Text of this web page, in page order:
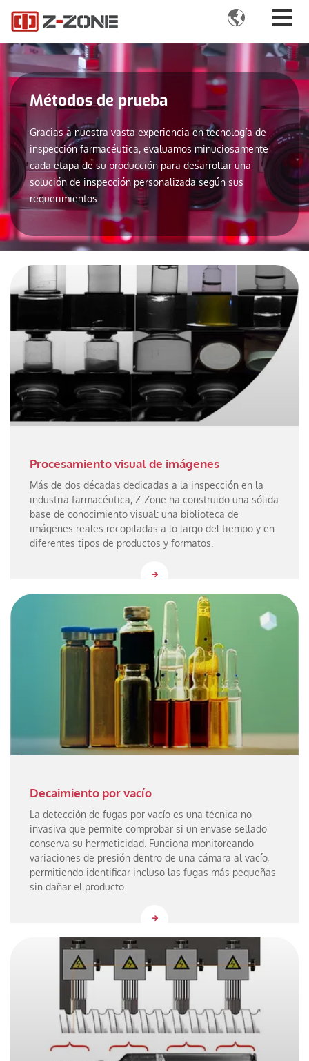

Métodos de prueba
Gracias a nuestra vasta experiencia en tecnología de
inspección farmacéutica, evaluamos minuciosamente
cada etapa de su producción para desarrollar una
solución de inspección personalizada según sus
requerimientos.
Procesamiento visual de imágenes
Más de dos décadas dedicadas a la inspección en la
industria farmacéutica, Z-Zone ha construido una sólida
base de conocimiento visual: una biblioteca de
imágenes reales recopiladas a lo largo del tiempo y en
diferentes tipos de productos y formatos.
Decaimiento por vacío
La detección de fugas por vacío es una técnica no
invasiva que permite comprobar si un envase sellado
conserva su hermeticidad. Funciona monitoreando
variaciones de presión dentro de una cámara al vacío,
permitiendo identificar incluso las fugas más pequeñas
sin dañar el producto.